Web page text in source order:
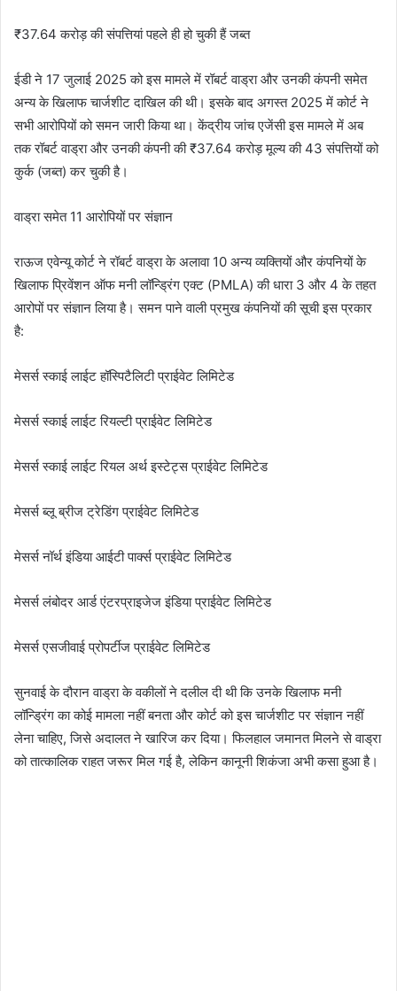
​₹37.64 करोड़ की संपत्तियां पहले ही हो चुकी हैं जब्त
​ईडी ने 17 जुलाई 2025 को इस मामले में रॉबर्ट वाड्रा और उनकी कंपनी समेत
अन्य के खिलाफ चार्जशीट दाखिल की थी। इसके बाद अगस्त 2025 में कोर्ट ने
सभी आरोपियों को समन जारी किया था। केंद्रीय जांच एजेंसी इस मामले में अब
तक रॉबर्ट वाड्रा और उनकी कंपनी की ₹37.64 करोड़ मूल्य की 43 संपत्तियों को
कुर्क (जब्त) कर चुकी है।
​वाड्रा समेत 11 आरोपियों पर संज्ञान
​राऊज एवेन्यू कोर्ट ने रॉबर्ट वाड्रा के अलावा 10 अन्य व्यक्तियों और कंपनियों के
खिलाफ प्रिवेंशन ऑफ मनी लॉन्ड्रिंग एक्ट (PMLA) की धारा 3 और 4 के तहत
आरोपों पर संज्ञान लिया है। समन पाने वाली प्रमुख कंपनियों की सूची इस प्रकार
है:
​मेसर्स स्काई लाईट हॉस्पिटैलिटी प्राईवेट लिमिटेड
​मेसर्स स्काई लाईट रियल्टी प्राईवेट लिमिटेड
​मेसर्स स्काई लाईट रियल अर्थ इस्टेट्स प्राईवेट लिमिटेड
​मेसर्स ब्लू ब्रीज ट्रेडिंग प्राईवेट लिमिटेड
​मेसर्स नॉर्थ इंडिया आईटी पार्क्स प्राईवेट लिमिटेड
​मेसर्स लंबोदर आर्ड एंटरप्राइजेज इंडिया प्राईवेट लिमिटेड
​मेसर्स एसजीवाई प्रोपर्टीज प्राईवेट लिमिटेड
​सुनवाई के दौरान वाड्रा के वकीलों ने दलील दी थी कि उनके खिलाफ मनी
लॉन्ड्रिंग का कोई मामला नहीं बनता और कोर्ट को इस चार्जशीट पर संज्ञान नहीं
लेना चाहिए, जिसे अदालत ने खारिज कर दिया। फिलहाल जमानत मिलने से वाड्रा
को तात्कालिक राहत जरूर मिल गई है, लेकिन कानूनी शिकंजा अभी कसा हुआ है।